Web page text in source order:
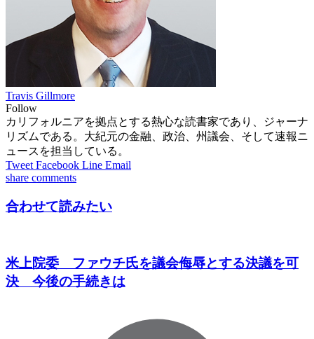
Travis Gillmore
Follow
カリフォルニアを拠点とする熱心な読書家であり、ジャーナ
リズムである。大紀元の金融、政治、州議会、そして速報ニ
ュースを担当している。
Tweet Facebook Line Email
share comments
合わせて読みたい
米上院委 ファウチ氏を議会侮辱とする決議を可
決 今後の手続きは